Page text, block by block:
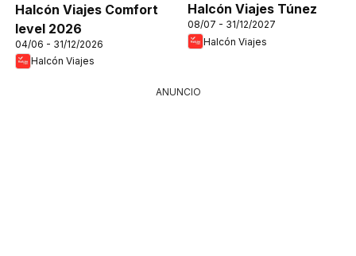
Halcón Viajes Comfort
level 2026
04/06 - 31/12/2026
Halcón Viajes
Halcón Viajes Túnez
08/07 - 31/12/2027
Halcón Viajes
ANUNCIO